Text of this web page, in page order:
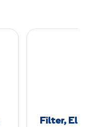
Filter, El-